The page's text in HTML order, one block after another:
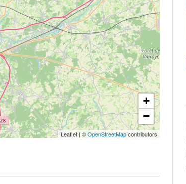
+
−
Leaflet | ©OpenStreetMapcontributors